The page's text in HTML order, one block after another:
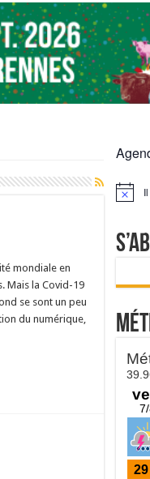
mondiale en
Mais la Covid-19
se sont un peu
du numérique,
Notice